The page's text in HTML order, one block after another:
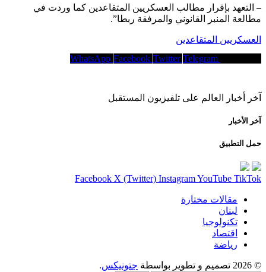
– التعهد بإقرار مطالب العسكريين المتقاعدين كما وردت في
مطالعة المنبر القانوني والمرفقة ربطا”.
العسكريين المتقاعدين
WhatsApp Facebook Twitter Telegram
آخر أخبار العالم على تلفيزيون المستقبل
آخر الأخبار
حمل التطبيق
Facebook X (Twitter) InstagramYouTube TikTok
مقالات مختارة
لبنان
تكنولوجيا
اقتصاد
رياضة
© 2026 تصميم و تطوير بواسطة جتونيكس.